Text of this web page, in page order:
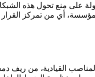
منع تحول هذه الشبكات
أي من تمركز
المناصب القيادية، من